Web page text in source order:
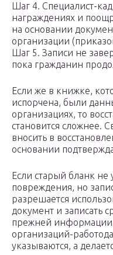
Шаг 4. Специалист-
награждениях и
на основании
организации
Шаг 5. Записи не
пока гражданин
Если же в книжке,
испорчена, были
организациях, то
становится сложнее.
вносить в
основании
Если старый бланк не
повреждения, но
разрешается
документ и записать
прежней
организаций-
указываются, а